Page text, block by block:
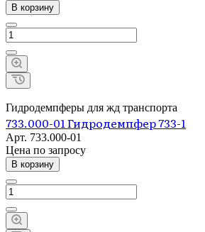
В корзину
Гидродемпферы для жд транспорта
733.000-01 Гидродемпфер 733-1
Арт. 733.000-01
Цена по запросу
В корзину